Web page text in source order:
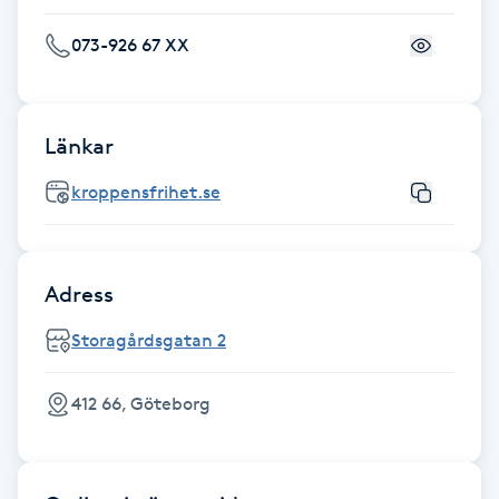
Hårborttagning
Hårförlängning
Hårvård
Hälsa
Hälsprickor
Idrottsmassage
073-926 67 XX
Länkar
kroppensfrihet.se
Adress
Storagårdsgatan 2
412 66, Göteborg